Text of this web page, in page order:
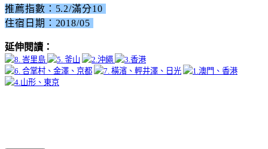
推薦指數：5.2/滿分10
住宿日期：2018/05
延伸閱讀：